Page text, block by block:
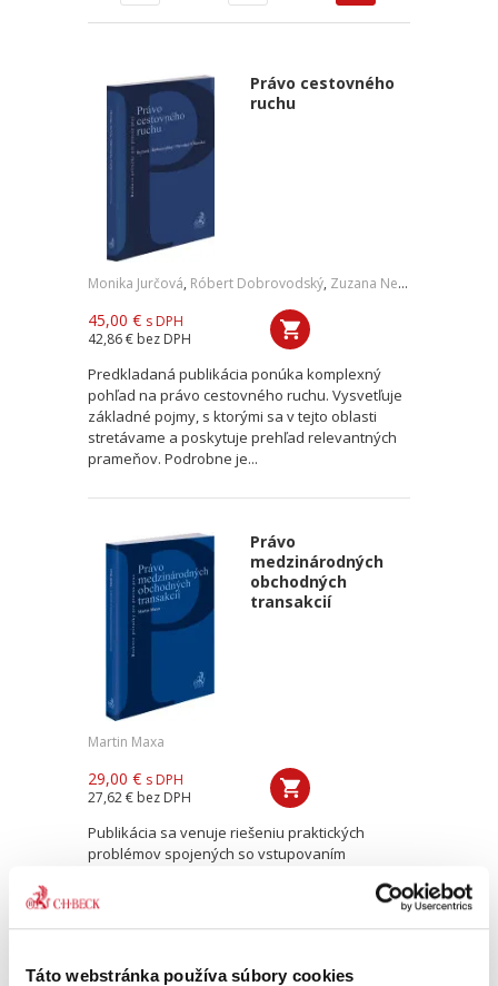
Táto webstránka používa súbory cookies
Právo cestovného
ruchu
Monika Jurčová, Róbert Dobrovodský, Zuzana Nevolná
45,00 € s DPH
42,86 € bez DPH
Predkladaná publikácia ponúka komplexný
pohľad na právo cestovného ruchu. Vysvetľuje
základné pojmy, s ktorými sa v tejto oblasti
stretávame a poskytuje prehľad relevantných
prameňov. Podrobne je...
Právo
medzinárodných
obchodných
transakcií
Martin Maxa
29,00 € s DPH
27,62 € bez DPH
Publikácia sa venuje riešeniu praktických
problémov spojených so vstupovaním
transakcií so zahraničím. Prístupnou formou